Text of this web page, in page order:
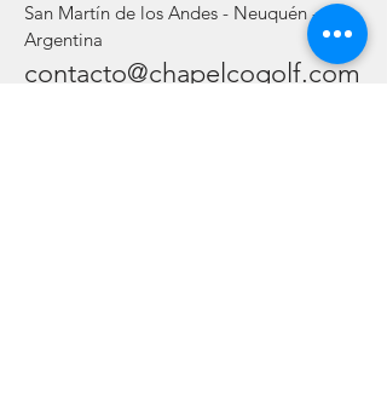
San Martín de los Andes - Neuquén -
Argentina
contacto@chapelcogolf.com